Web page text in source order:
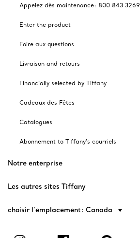
Appelez dès maintenance: 800 843 3269
Enter the product
Foire aux questions
Livraison and retours
Financially selected by Tiffany
Cadeaux des Fêtes
Catalogues
Abonnement to Tiffany's courriels
Notre enterprise
Les autres sites Tiffany
choisir l’emplacement: Canada